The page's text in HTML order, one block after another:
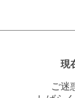
現
ご迷